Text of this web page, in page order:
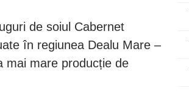
de soiul Cabernet
în regiunea Dealu Mare –
mai mare producție de